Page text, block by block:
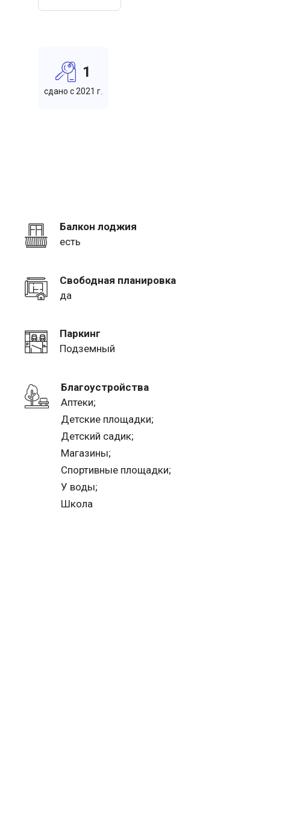
1
cдано c 2021 г.
Балкон лоджия
есть
Свободная планировка
да
Паркинг
Подземный
Благоустройства
Аптеки;
Детские площадки;
Детский садик;
Магазины;
Спортивные площадки;
У воды;
Школа